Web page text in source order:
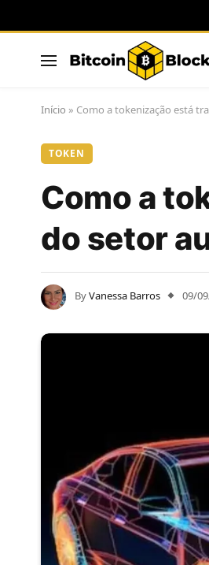
Início » Como a tokenização está
TOKEN
Como a
do setor
ByVanessa Barros 09/